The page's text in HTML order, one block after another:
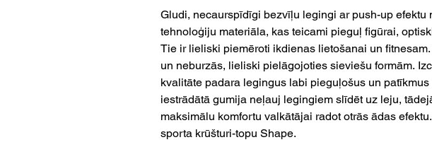
Gludi, necaurspīdīgi bezvīļu legingi ar push-up efektu
tehnoloģiju materiāla, kas teicami pieguļ figūrai,
Tie ir lieliski piemēroti ikdienas lietošanai un
un neburzās, lieliski pielāgojoties sieviešu formām.
kvalitāte padara legingus labi pieguļošus un patīkmus
iestrādātā gumija neļauj legingiem slīdēt uz leju,
maksimālu komfortu valkātājai radot otrās ādas
sporta krūšturi-topu Shape.